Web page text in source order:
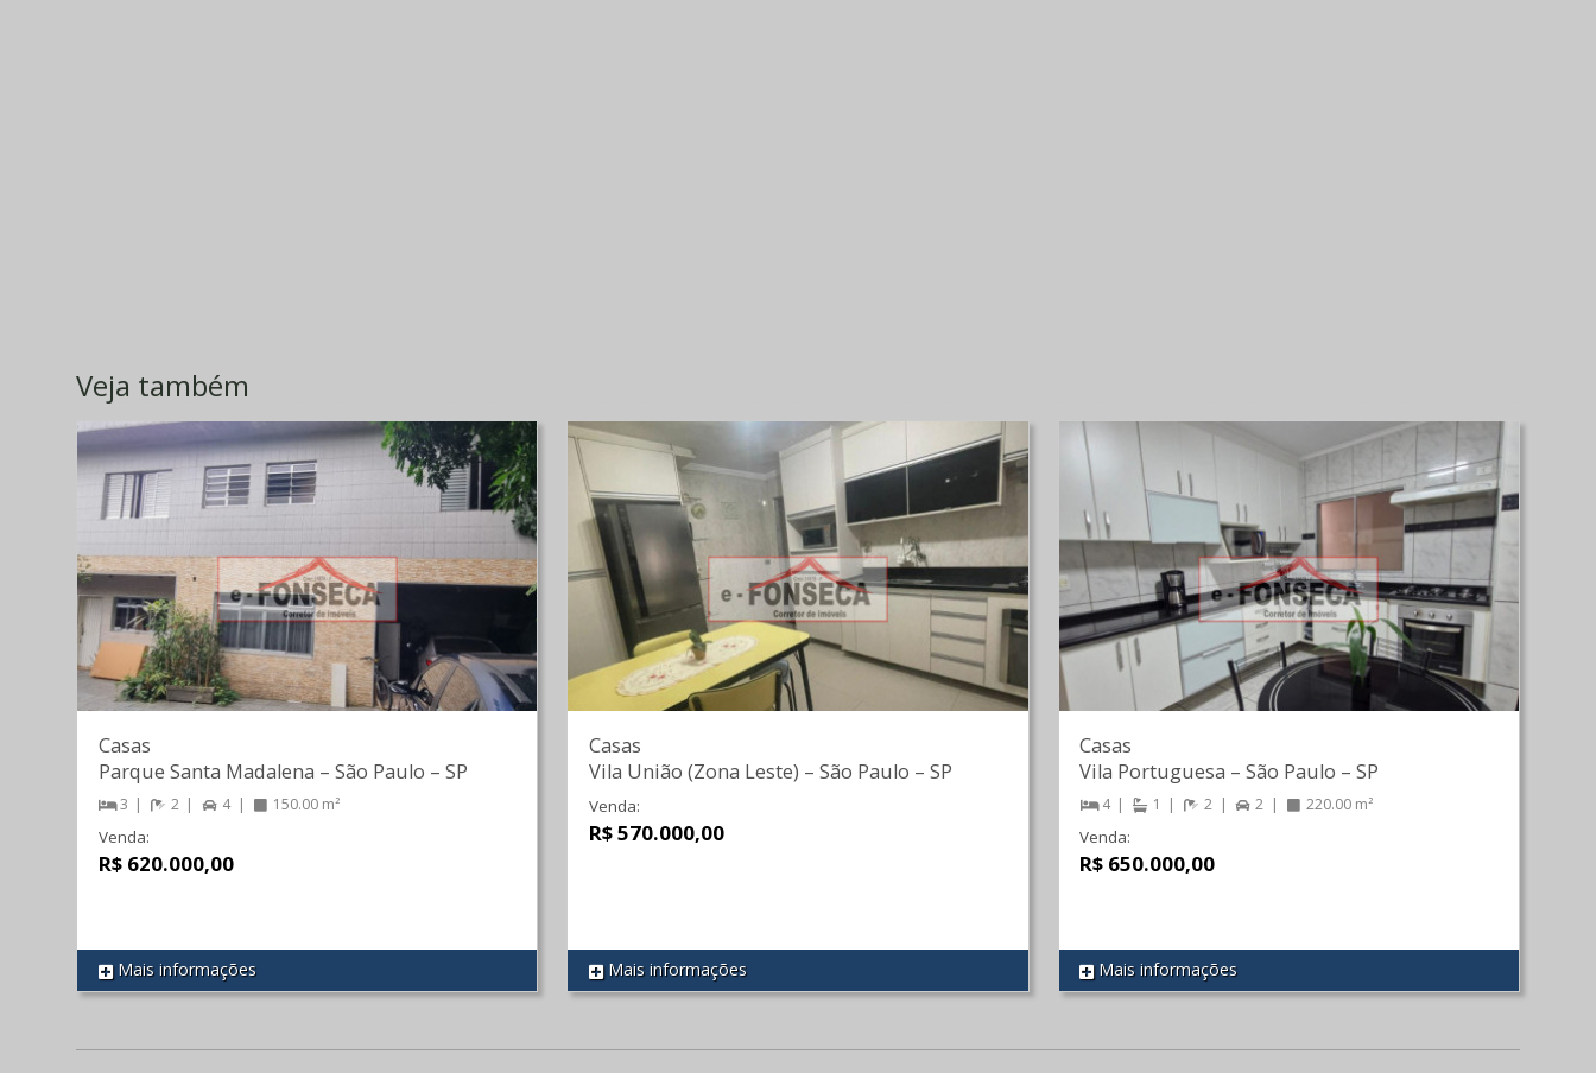
Veja também
REF 345
Casas
Parque Santa Madalena – São Paulo – SP
3 2 4 150.00 m²
Venda:
R$ 620.000,00
Mais informações REF 328
Casas
Vila União (Zona Leste) – São Paulo – SP
Venda:
R$ 570.000,00
Mais informações REF 393
Casas
Vila Portuguesa –São Paulo –SP
4 1 2 2 220.00 m²
Venda:
R$ 650.000,00
Mais informações